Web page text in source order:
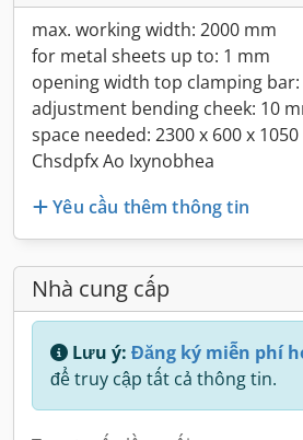
max. working width: 2000 mm
for metal sheets up to: 1 mm
opening width top clamping bar:
adjustment bending cheek: 10
space needed: 2300 x 600 x
Chsdpfx Ao Ixynobhea
Yêu cầu thêm thông tin
Nhà cung cấp
Lưu ý: Đăng ký miễn phí
để truy cập tất cả thông tin.